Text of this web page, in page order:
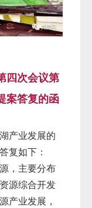
四次会议第
案答复的函
产业发展的
复如下：
，主要分布
源综合开发
产业发展，